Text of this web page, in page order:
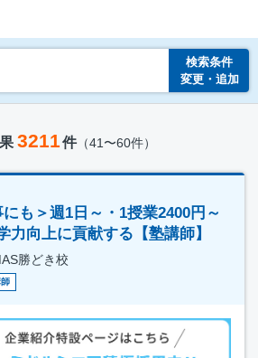
検索条件
変更・追加
3211件（41〜60件）
も＞週1日～・1授業2400円～
力向上に貢献する【塾講師】
勝どき校